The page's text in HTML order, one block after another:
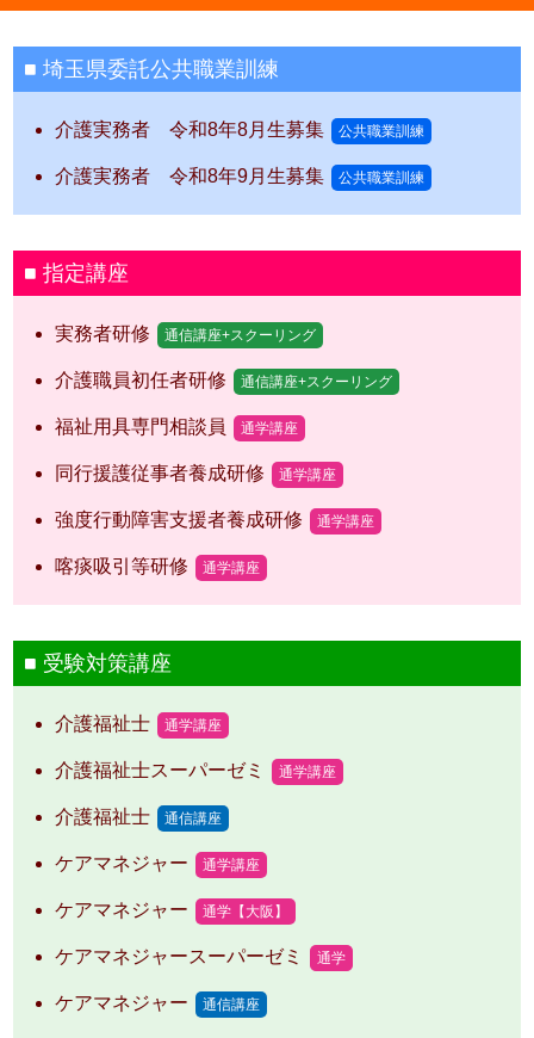
埼玉県委託公共職業訓練
介護実務者 令和8年8月生募集 公共職業訓練
介護実務者 令和8年9月生募集 公共職業訓練
指定講座
実務者研修 通信講座+スクーリング
介護職員初任者研修 通信講座+スクーリング
福祉用具専門相談員 通学講座
同行援護従事者養成研修 通学講座
強度行動障害支援者養成研修 通学講座
喀痰吸引等研修 通学講座
受験対策講座
介護福祉士 通学講座
介護福祉士スーパーゼミ 通学講座
介護福祉士 通信講座
ケアマネジャー 通学講座
ケアマネジャー 通学【大阪】
ケアマネジャースーパーゼミ 通学
ケアマネジャー 通信講座